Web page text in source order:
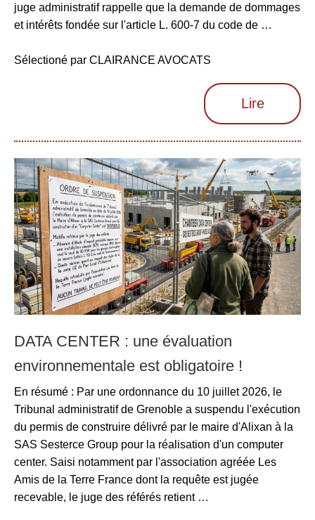
juge administratif rappelle que la demande de dommages
et intérêts fondée sur l'article L. 600-7 du code de …
Sélectioné par CLAIRANCE AVOCATS
Lire
DATA CENTER : une évaluation
environnementale est obligatoire !
En résumé : Par une ordonnance du 10 juillet 2026, le
Tribunal administratif de Grenoble a suspendu l'exécution
du permis de construire délivré par le maire d'Alixan à la
SAS Sesterce Group pour la réalisation d'un computer
center. Saisi notamment par l'association agréée Les
Amis de la Terre France dont la requête est jugée
recevable, le juge des référés retient …